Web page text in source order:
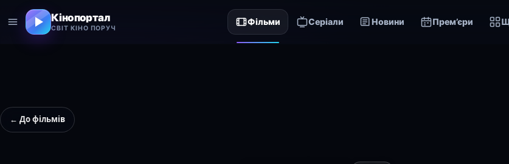
Кінопортал
СВІТ КІНО ПОРУЧ
Фільми Серіали Новини Прем’єри
← До фільмів